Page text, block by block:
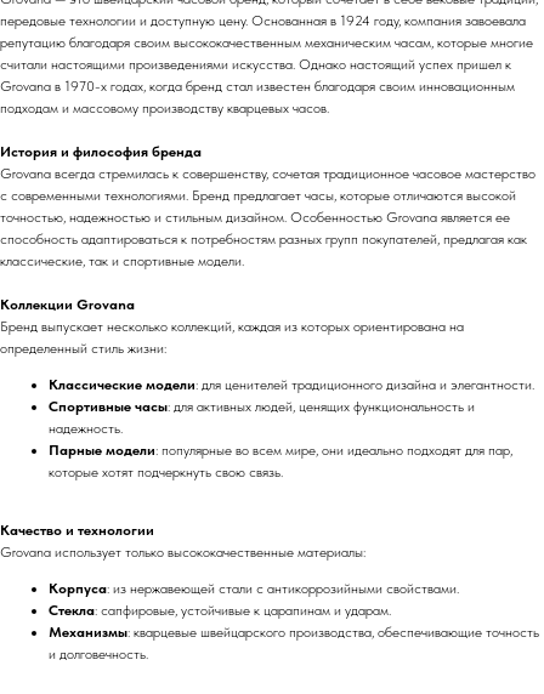
передовые технологии и доступную цену. Основанная в 1924 году, компания завоевала
репутацию благодаря своим высококачественным механическим часам, которые многие
считали настоящими произведениями искусства. Однако настоящий успех пришел к
Grovana в 1970-х годах, когда бренд стал известен благодаря своим инновационным
подходам и массовому производству кварцевых часов.
История и философия бренда
Grovana всегда стремилась к совершенству, сочетая традиционное часовое мастерство
с современными технологиями. Бренд предлагает часы, которые отличаются высокой
точностью, надежностью и стильным дизайном. Особенностью Grovana является ее
способность адаптироваться к потребностям разных групп покупателей, предлагая как
классические, так и спортивные модели.
Коллекции Grovana
Бренд выпускает несколько коллекций, каждая из которых ориентирована на
определенный стиль жизни:
Классические модели: для ценителей традиционного дизайна и элегантности.
Спортивные часы: для активных людей, ценящих функциональность и
надежность.
Парные модели: популярные во всем мире, они идеально подходят для пар,
которые хотят подчеркнуть свою связь.
Качество и технологии
Grovana использует только высококачественные материалы:
Корпуса: из нержавеющей стали с антикоррозийными свойствами.
Стекла: сапфировые, устойчивые к царапинам и ударам.
Механизмы: кварцевые швейцарского производства, обеспечивающие точность
и долговечность.